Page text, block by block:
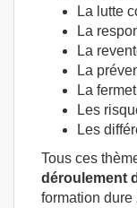
La lutte
La
La
La
La
Les
Les
Tous ces
déroulement
formation